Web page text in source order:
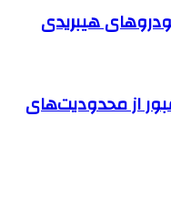
هیبریدی
از محدودیت‌های